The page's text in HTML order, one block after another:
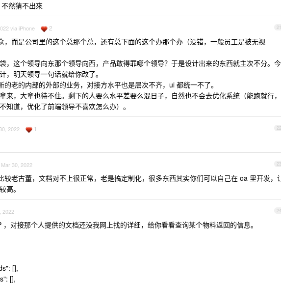
然猜不出來
21
via iPhone 2
，而是公司里的这个总那个总，还有总下面的这个办那个办（没错，一般员工是被无视
，这个领导向东那个领导向西，产品敢得罪哪个领导？于是设计出来的东西就主次不分。今
，明天领导一句话就给你改了。
的老的内部的外部的业务，对接方水平也是层次不齐，ui 都统一不了。
来，大拿也待不住。剩下的人要么水平差要么混日子，自然也不会去优化系统（能跑就行，
知道，优化了前端领导不喜欢怎么办）。
22
2022 1
23
Mar 30, 2022
较老古董，文档对不上很正常，老是搞定制化，很多东西其实你们可以自己在 oa 里开发，
高。
24
2022
，对接那个人提供的文档还没我网上找的详细，给你看看查询某个物料返回的信息。
[],
[],